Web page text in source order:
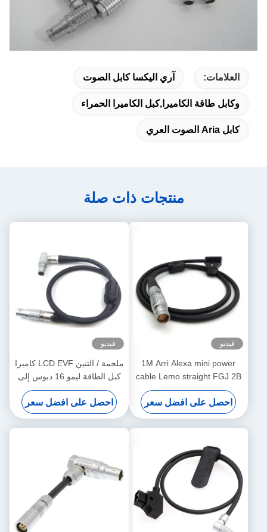
العلامات: آري اليكسا كابل الصوت
وكابل طاقة الكاميرا,كبل الكاميرا الحمراء
كابل Aria الصوت العري
منتجات ذات صلة
فيديو
1M Arri Alexa mini power
cable Lemo straight FGJ 2B
8 pin to D-tap cable
احصل على افضل سعر
فيديو
ملحمة / التنين LCD EVF كاميرا
كبل الطاقة ليمو 16 دبوس إلى
16 دبوس مباشرة إلى اليمين
نوع الاتصال
احصل على افضل سعر